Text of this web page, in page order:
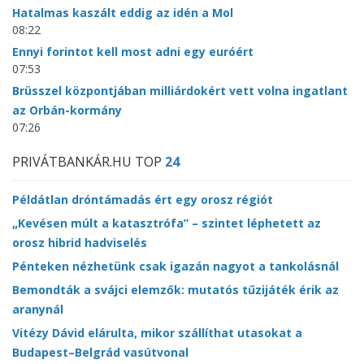
Hatalmas kaszált eddig az idén a Mol
08:22
Ennyi forintot kell most adni egy euróért
07:53
Brüsszel központjában milliárdokért vett volna ingatlant
az Orbán-kormány
07:26
PRIVÁTBANKÁR.HU TOP 24
Példátlan dróntámadás ért egy orosz régiót
„Kevésen múlt a katasztrófa” – szintet léphetett az
orosz hibrid hadviselés
Pénteken nézhetünk csak igazán nagyot a tankolásnál
Bemondták a svájci elemzők: mutatós tűzijáték érik az
aranynál
Vitézy Dávid elárulta, mikor szállíthat utasokat a
Budapest–Belgrád vasútvonal